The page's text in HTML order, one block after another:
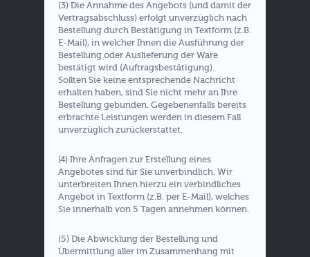
(3) Die Annahme des Angebots (und damit der
Vertragsabschluss) erfolgt unverzüglich nach
Bestellung durch Bestätigung in Textform (z.B.
E-Mail), in welcher Ihnen die Ausführung der
Bestellung oder Auslieferung der Ware
bestätigt wird (Auftragsbestätigung).
Sollten Sie keine entsprechende Nachricht
erhalten haben, sind Sie nicht mehr an Ihre
Bestellung gebunden. Gegebenenfalls bereits
erbrachte Leistungen werden in diesem Fall
unverzüglich zurückerstattet.
(4) Ihre Anfragen zur Erstellung eines
Angebotes sind für Sie unverbindlich. Wir
unterbreiten Ihnen hierzu ein verbindliches
Angebot in Textform (z.B. per E-Mail), welches
Sie innerhalb von 5 Tagen annehmen können.
(5) Die Abwicklung der Bestellung und
Übermittlung aller im Zusammenhang mit